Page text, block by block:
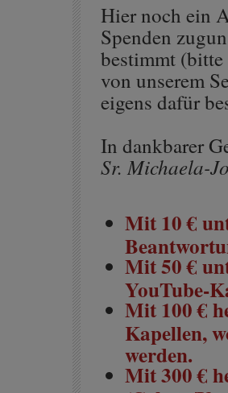
Hier noch ein
Spenden
bestimmt
von unserem
eigens dafür
In dankbarer
Sr. Michaela-
Mit 10 €
Mit 50 €
YouTube-
Mit 100 €
Kapellen,
werden.
Mit 300 €